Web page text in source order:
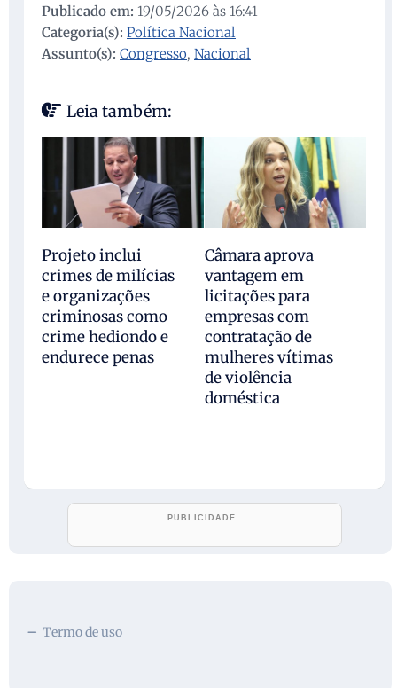
Publicado em: 19/05/2026 às 16:41
Categoria(s): Política Nacional
Assunto(s): Congresso, Nacional
Leia também:
Projeto inclui
crimes de milícias
e organizações
criminosas como
crime hediondo e
endurece penas
Câmara aprova
vantagem em
licitações para
empresas com
contratação de
mulheres vítimas
de violência
doméstica
Termo de uso